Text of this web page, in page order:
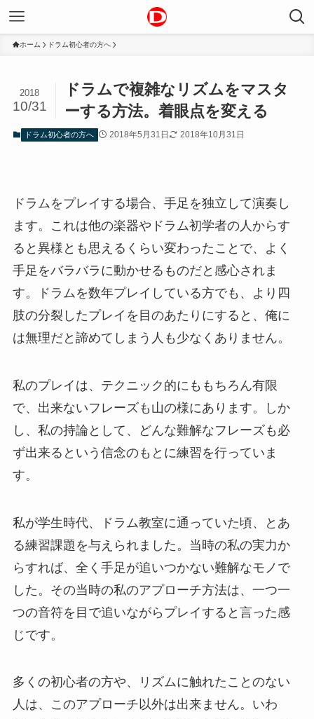
ホーム ドラム初心者の方へ
ドラムで複雑なリズムをマスタ
ーする方法。着眼点を変える
2018
10/31
ドラム初心者の方へ 2018年5月31日 2018年10月31日
ドラムをプレイする場合、手足を独立して演奏し
ます。これは他の楽器やドラム初学者の人からす
ると異様とも思えるくらい変わったことで、よく
手足をバラバラに動かせるものだと感心されま
す。ドラムを数年プレイしている方でも、より四
肢の分裂したプレイを目のあたりにすると、俺に
は無理だと諦めてしまう人も少なくありません。
私のプレイは、テクニック的にももちろん有限
で、出来ないフレーズも山の様にあります。しか
し、私の持論として、どんな難解なフレーズも必
ず出来るという信念のもとに練習を行っていま
す。
私が学生時代、ドラム教室に通っていた頃、とあ
る練習課題を与えられました。当時の私の実力か
らすれば、全く手足が追いつかない難解なモノで
した。その当時の私のアプローチ方法は、一つ一
つの音符を目で追いながらプレイすると言った感
じです。
多くの初心者の方や、リズムに触れたことのない
人は、このアプローチ以外は出来ません。いわ